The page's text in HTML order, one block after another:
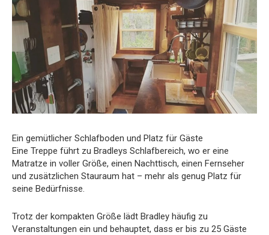
Ein gemütlicher Schlafboden und Platz für Gäste
Eine Treppe führt zu Bradleys Schlafbereich, wo er eine
Matratze in voller Größe, einen Nachttisch, einen Fernseher
und zusätzlichen Stauraum hat – mehr als genug Platz für
seine Bedürfnisse.
Trotz der kompakten Größe lädt Bradley häufig zu
Veranstaltungen ein und behauptet, dass er bis zu 25 Gäste